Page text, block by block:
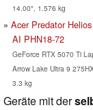
14.00", 1.576 kg
Acer Predator
AI PHN18-72
GeForce RTX 5070 Ti
Arrow Lake Ultra 9
3.3 kg
Geräte mit der